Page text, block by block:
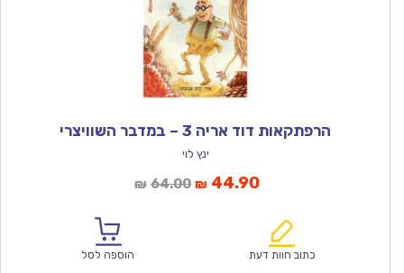
הרפתקאות דוד אריה 3 – במדבר השוויצרי
ינץ לוי
₪ 64.00המחיר
₪64.00.
₪ 44.90המחיר
הוא:
כתוב חוות דעת הוספה לסל